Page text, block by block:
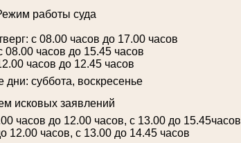
работы суда
с 08.00 часов до 17.00 часов
08.00 часов до 15.45 часов
часов до 12.45 часов
суббота, воскресенье
исковых заявлений
часов до 12.00 часов, с 13.00 до 15.45часов
12.00 часов, с 13.00 до 14.45 часов